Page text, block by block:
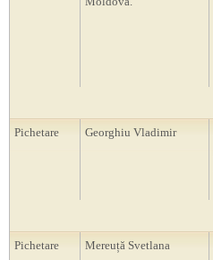
Pichetare Georghiu Vladimir
Pichetare Mereuță Svetlana